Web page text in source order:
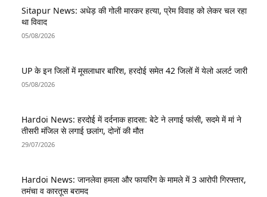
Sitapur News: अधेड़ की गोली मारकर हत्या, प्रेम विवाह को लेकर चल रहा
था विवाद
05/08/2026
UP के इन जिलों में मूसलाधार बारिश, हरदोई समेत 42 जिलों में येलो अलर्ट जारी
05/08/2026
Hardoi News: हरदोई में दर्दनाक हादसा: बेटे ने लगाई फांसी, सदमे में मां ने
तीसरी मंजिल से लगाई छलांग, दोनों की मौत
29/07/2026
Hardoi News: जानलेवा हमला और फायरिंग के मामले में 3 आरोपी गिरफ्तार,
तमंचा व कारतूस बरामद